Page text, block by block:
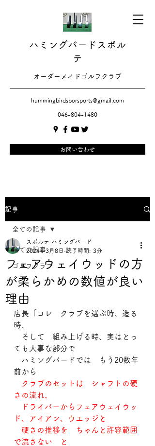
ハミングバードスポル
テ
​​オーダーメイドゴルフクラブ
hummingbirdsporsports@gmail.com
046-804-1480
お問い合わせ
記事
全ての記事
ゴルフクラブ
全ての記事
フェアウェイウッドの方
が柔らかめの数値が良い
理由
スポルテ ハミングバード
2024年3月8日 読了時間: 3分
店長「コレ　クラブを選ぶ時、造る
時、
そして　組み上げる時、実はとっ
ても大事な部分で
ハミングバードでは　もう20数年
前から
クラブのセットは　シャフトの硬
さの流れ、
ドライバーからフェアウェイウッ
ド、アイアン、ウエッジと
硬さの推移を　ちゃんと許容範囲
で流さない　と